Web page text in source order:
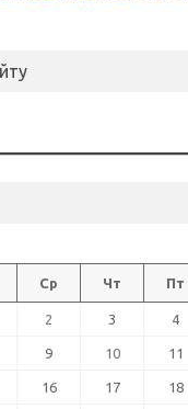
Ср Чт Пт
2 3 4
9 10 11
16 17 18